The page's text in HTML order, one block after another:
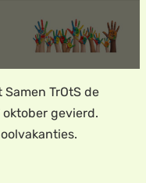
TrOtS de
oktober gevierd.